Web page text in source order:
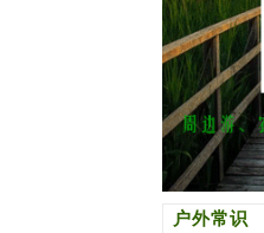
户外常识